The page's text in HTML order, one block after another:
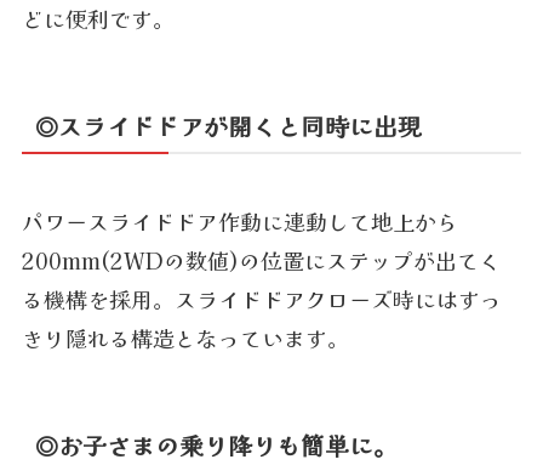
どに便利です。
◎スライドドアが開くと同時に出現
パワースライドドア作動に連動して地上から
200mm(2WDの数値)の位置にステップが出てく
る機構を採用。スライドドアクローズ時にはすっ
きり隠れる構造となっています。
◎お子さまの乗り降りも簡単に。